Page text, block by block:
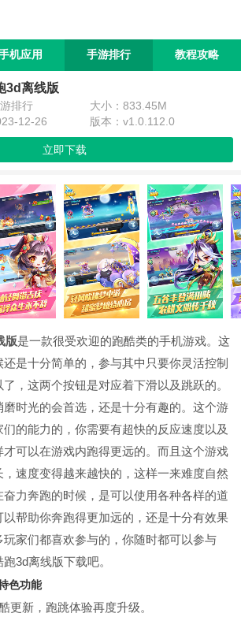
机应用 手游排行 教程攻略
3d离线版
排行
大小：833.45M
12-26
版本：v1.0.112.0
立即下载
版是一款很受欢迎的跑酷类的手机游戏。这
是十分简单的，参与其中只要你灵活控制
，这两个按钮是对应着下滑以及跳跃的。
时光的会首选，还是十分有趣的。这个游
的能力的，你需要有超快的反应速度以及
可以在游戏内跑得更远的。而且这个游戏
速度变得越来越快的，这样一来难度自然
力奔跑的时候，是可以使用各种各样的道
帮助你奔跑得更加远的，还是十分有效果
家们都喜欢参与的，你随时都可以参与
3d离线版下载吧。
色功能
新，跑跳体验再度升级。